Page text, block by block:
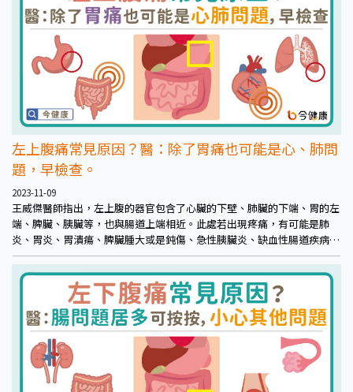
左上腹痛常見原因？醫：除了胃痛也可能是心、肺問
題，早檢查。
2023-11-09
王威傑醫師指出，左上腹的器官包含了心臟的下壁、肺臟的下端、胃的左
端、脾臟、胰臟等，也與腸道上端相近。此處若出現疼痛，有可能是肺
炎、胃炎、胃潰瘍、脾臟腫大或是鈍傷、急性胰臟炎、缺血性腸道疾病
等。